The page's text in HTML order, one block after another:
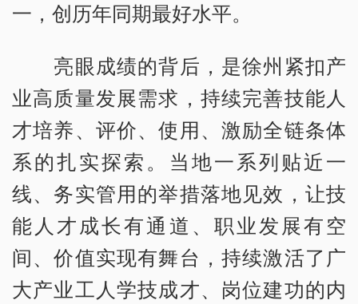
一，创历年同期最好水平。
亮眼成绩的背后，是徐州紧扣产
业高质量发展需求，持续完善技能人
才培养、评价、使用、激励全链条体
系的扎实探索。当地一系列贴近一
线、务实管用的举措落地见效，让技
能人才成长有通道、职业发展有空
间、价值实现有舞台，持续激活了广
大产业工人学技成才、岗位建功的内